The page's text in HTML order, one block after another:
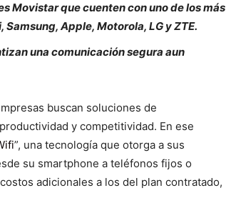
Movistar que cuenten con uno de los más
Apple, Motorola, LG y ZTE.
una comunicación segura aun
buscan soluciones de
y competitividad. En ese
”, una tecnología que otorga a sus
su smartphone a teléfonos fijos o
adicionales a los del plan contratado,